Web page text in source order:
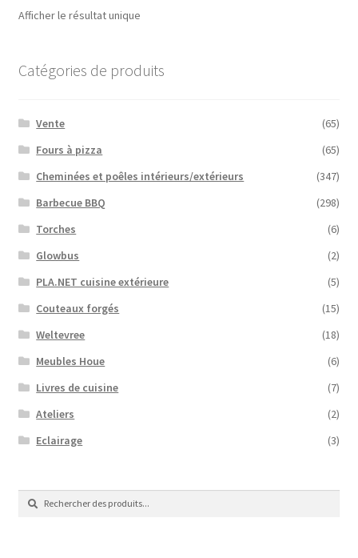
Afficher le résultat unique
Catégories de produits
Vente
(65)
Fours à pizza
(65)
Cheminées et poêles intérieurs/extérieurs
(347)
Barbecue BBQ
(298)
Torches
(6)
Glowbus
(2)
PLA.NET cuisine extérieure
(5)
Couteaux forgés
(15)
Weltevree
(18)
Meubles Houe
(6)
Livres de cuisine
(7)
Ateliers
(2)
Eclairage
(3)
Recherche
Recherche